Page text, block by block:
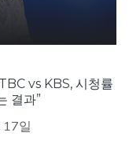
vs KBS, 시청률
결과”
일